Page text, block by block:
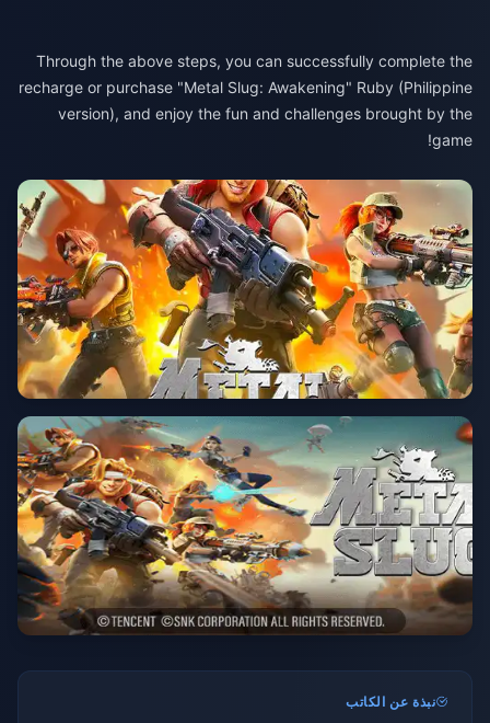
Through the above steps, you can successfully complete the
recharge or purchase "Metal Slug: Awakening" Ruby (Philippine
version), and enjoy the fun and challenges brought by the
game!
نبذة عن الكاتب